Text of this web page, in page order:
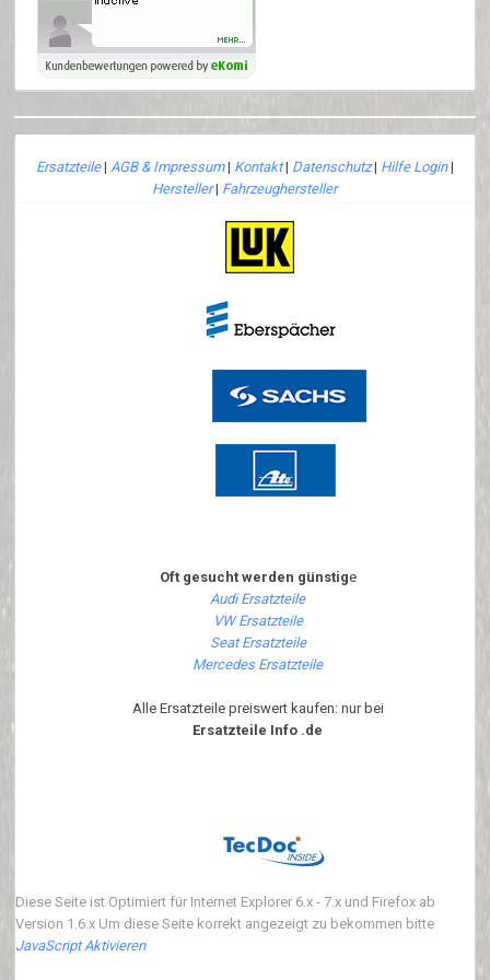
Ersatzteile| AGB & Impressum| Kontakt| Datenschutz| Hilfe Login|
Hersteller| Fahrzeughersteller
Oft gesucht werden günstige
Audi Ersatzteile
VW Ersatzteile
Seat Ersatzteile
Mercedes Ersatzteile
Alle Ersatzteile preiswert kaufen: nur bei
Ersatzteile Info .de
Diese Seite ist Optimiert für Internet Explorer 6.x - 7.x und Firefox ab
Version 1.6.x Um diese Seite korrekt angezeigt zu bekommen bitte
JavaScript Aktivieren